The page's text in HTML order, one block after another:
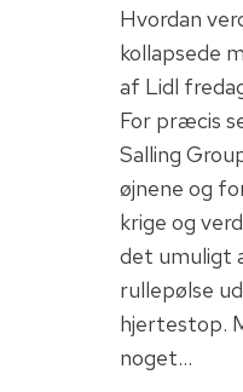
Hvordan
kollapsede
af Lidl
For præcis
Salling
øjnene og
krige og
det umuligt
rullepølse
hjertestop.
noget…